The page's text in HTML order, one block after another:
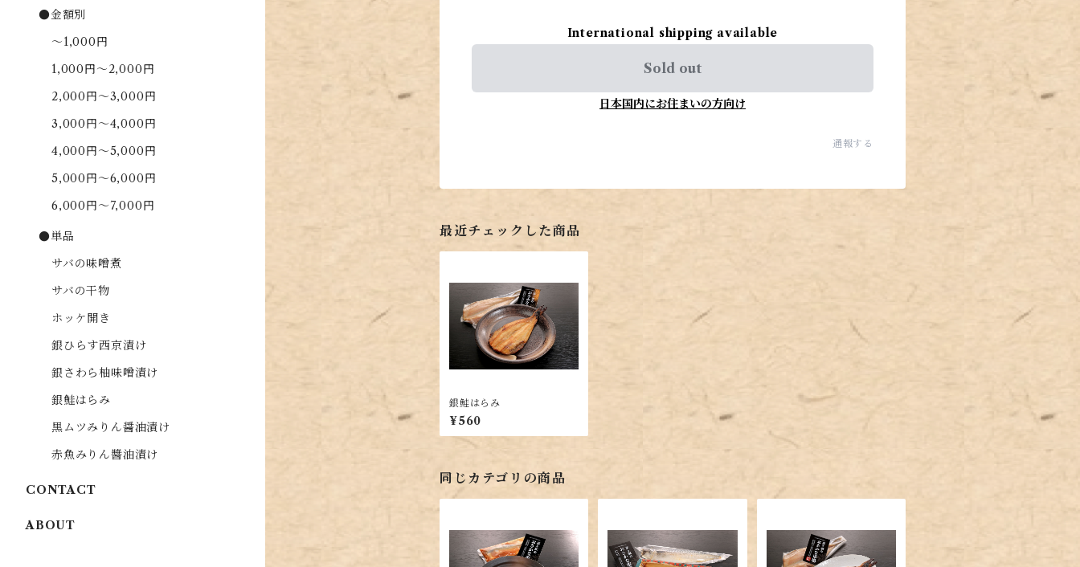
International shipping available
Sold out
日本国内にお住まいの方向け
通報する
最近チェックした商品
銀鮭はらみ
¥560
同じカテゴリの商品
●金額別
～1,000円
1,000円～2,000円
2,000円～3,000円
3,000円～4,000円
4,000円～5,000円
5,000円～6,000円
6,000円～7,000円
●単品
サバの味噌煮
サバの干物
ホッケ開き
銀ひらす西京漬け
銀さわら柚味噌漬け
銀鮭はらみ
黒ムツみりん醤油漬け
赤魚みりん醬油漬け
CONTACT
ABOUT